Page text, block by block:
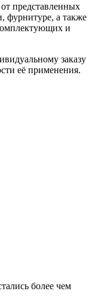
представленных
фурнитуре, а также
и
заказу
её применения.
более чем